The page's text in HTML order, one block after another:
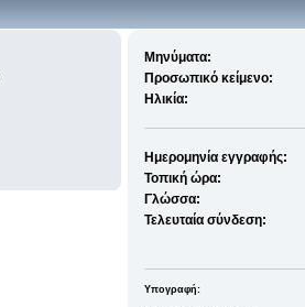
Μηνύματα:
Προσωπικό κείμενο:
Ηλικία:
Ημερομηνία εγγραφής:
Τοπική ώρα:
Γλώσσα:
Τελευταία σύνδεση:
Υπογραφή: